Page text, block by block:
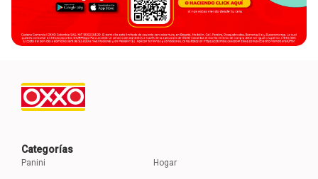
Categorías
Panini Hogar